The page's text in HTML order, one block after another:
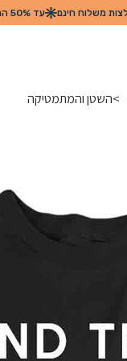
>השטן והמתמטיקה